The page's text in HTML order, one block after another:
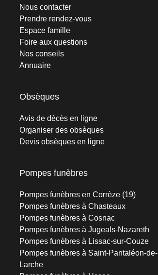
Nous contacter
Prendre rendez-vous
Espace famille
Foire aux questions
Nos conseils
Annuaire
Obsèques
Avis de décès en ligne
Organiser des obsèques
Devis obsèques en ligne
Pompes funèbres
Pompes funèbres en Corrèze (19)
Pompes funèbres à Chasteaux
Pompes funèbres à Cosnac
Pompes funèbres à Jugeals-Nazareth
Pompes funèbres à Lissac-sur-Couze
Pompes funèbres à Saint-Pantaléon-de-
Larche